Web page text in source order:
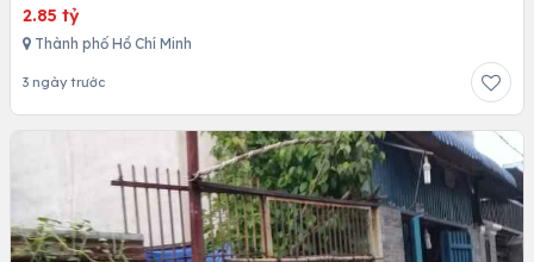
2.85 tỷ
Thành phố Hồ Chí Minh
3 ngày trước